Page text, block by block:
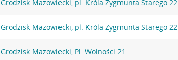
Grodzisk Mazowiecki, pl. Króla Zygmunta Starego 22
Grodzisk Mazowiecki, pl. Króla Zygmunta Starego 22
Grodzisk Mazowiecki, Pl. Wolności 21